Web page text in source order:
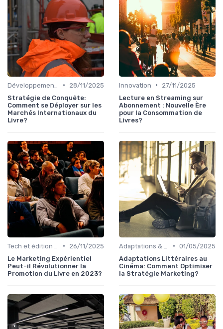
•
28/11/2025
Stratégie de Conquête:
Comment se Déployer sur les
Marchés Internationaux du
Livre?
Innovation •
27/11/2025
Lecture en Streaming sur
Abonnement : Nouvelle Ère
pour la Consommation de
Livres?
•
26/11/2025
Le Marketing Expérientiel
Peut-il Révolutionner la
Promotion du Livre en 2023?
• 01/05/2025
Adaptations Littéraires au
Cinéma: Comment Optimiser
la Stratégie Marketing?